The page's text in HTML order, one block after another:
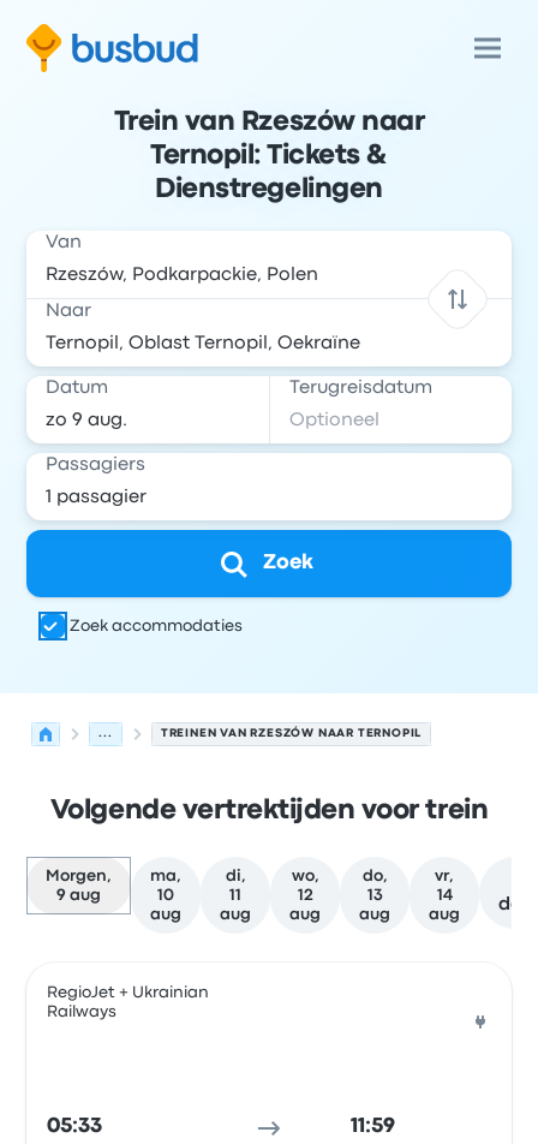
Trein van Rzeszów naar
Ternopil: Tickets &
Dienstregelingen
Van
Naar
Datum Terugreisdatum
Passagiers
Zoek
Zoek accommodaties
... TREINEN VAN RZESZÓW NAAR TERNOPIL
Volgende vertrektijden voor trein
Morgen,
9 aug
ma,
10
aug
di,
11
aug
wo,
12
aug
do,
13
aug
vr,
14
aug
RegioJet + Ukrainian
Railways
05:33 11:59